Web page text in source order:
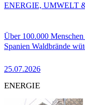
Über 100.000
Spanien Waldbrände
25.07.2026
ENERGIE, UMWELT
ENERGIE